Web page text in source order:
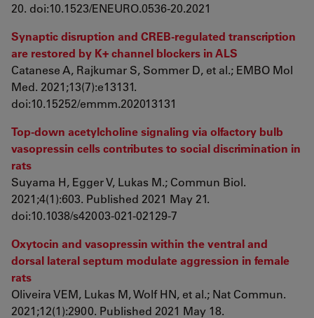
20. doi:10.1523/ENEURO.0536-20.2021
Synaptic disruption and CREB-regulated transcription
are restored by K+ channel blockers in ALS
Catanese A, Rajkumar S, Sommer D, et al.; EMBO Mol
Med. 2021;13(7):e13131.
doi:10.15252/emmm.202013131
Top-down acetylcholine signaling via olfactory bulb
vasopressin cells contributes to social discrimination in
rats
Suyama H, Egger V, Lukas M.; Commun Biol.
2021;4(1):603. Published 2021 May 21.
doi:10.1038/s42003-021-02129-7
Oxytocin and vasopressin within the ventral and
dorsal lateral septum modulate aggression in female
rats
Oliveira VEM, Lukas M, Wolf HN, et al.; Nat Commun.
2021;12(1):2900. Published 2021 May 18.